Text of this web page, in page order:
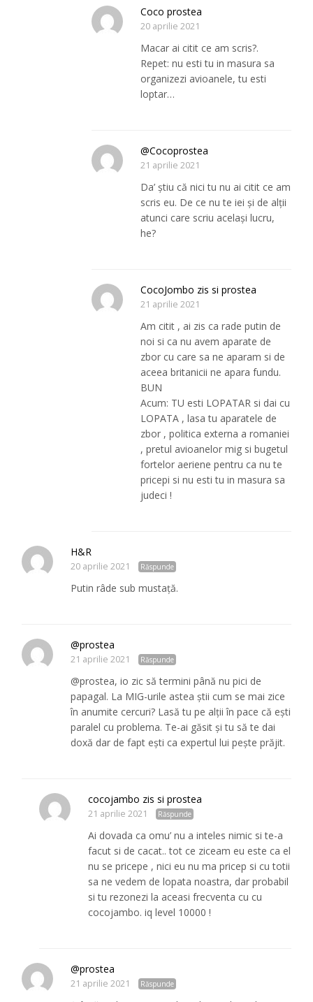
Coco prostea
20 aprilie 2021
Macar ai citit ce am scris?.
Repet: nu esti tu in masura sa
organizezi avioanele, tu esti
loptar…
@Cocoprostea
21 aprilie 2021
Da’ știu că nici tu nu ai citit ce am
scris eu. De ce nu te iei și de alții
atunci care scriu același lucru,
he?
CocoJombo zis si prostea
21 aprilie 2021
Am citit , ai zis ca rade putin de
noi si ca nu avem aparate de
zbor cu care sa ne aparam si de
aceea britanicii ne apara fundu.
BUN
Acum: TU esti LOPATAR si dai cu
LOPATA , lasa tu aparatele de
zbor , politica externa a romaniei
, pretul avioanelor mig si bugetul
fortelor aeriene pentru ca nu te
pricepi si nu esti tu in masura sa
judeci !
H&R
20 aprilie 2021 Răspunde
Putin râde sub mustață.
@prostea
21 aprilie 2021 Răspunde
@prostea, io zic să termini până nu pici de
papagal. La MIG-urile astea știi cum se mai zice
în anumite cercuri? Lasă tu pe alții în pace că ești
paralel cu problema. Te-ai găsit și tu să te dai
doxă dar de fapt ești ca expertul lui pește prăjit.
cocojambo zis si prostea
21 aprilie 2021 Răspunde
Ai dovada ca omu’ nu a inteles nimic si te-a
facut si de cacat.. tot ce ziceam eu este ca el
nu se pricepe , nici eu nu ma pricep si cu totii
sa ne vedem de lopata noastra, dar probabil
si tu rezonezi la aceasi frecventa cu cu
cocojambo. iq level 10000 !
@prostea
21 aprilie 2021 Răspunde